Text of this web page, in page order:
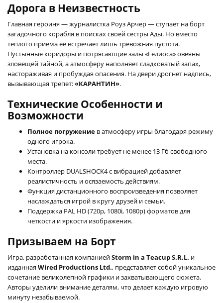
Дорога в Неизвестность
Главная героиня — журналистка Роуз Арчер — ступает на борт
загадочного корабля в поисках своей сестры Ады. Но вместо
теплого приема ее встречает лишь тревожная пустота.
Пустынные коридоры и потрясающие залы «Гелиоса» овеяны
зловещей тайной, а атмосферу наполняет сладковатый запах,
настораживая и пробуждая опасения. На двери дрогнет надпись,
вызывающая трепет:«КАРАНТИН».
Технические Особенности и
Возможности
Полное погружение в атмосферу игры благодаря режиму
одного игрока.
Установка на консоли требует не менее 13 Гб свободного
места.
Контроллер DUALSHOCK4 с вибрацией добавляет
реалистичность и осязаемость действиям.
Функция дистанционного воспроизведения позволяет
наслаждаться игрой в кругу друзей и семьи.
Поддержка PAL HD (720p, 1080i, 1080p) форматов для
четкости и яркости изображения.
Призываем на Борт
Игра, разработанная компаниейStorm in a Teacup S.R.L. и
изданная Wired Productions Ltd., представляет собой уникальное
сочетание великолепной графики и захватывающего сюжета.
Авторы уделили внимание деталям, что делает каждую игровую
минуту незабываемой.